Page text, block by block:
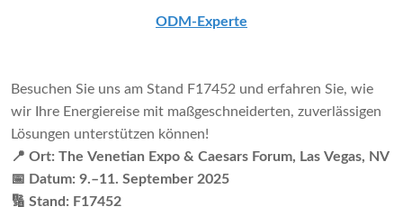
ODM-Experte
Besuchen Sie uns am Stand F17452 und erfahren Sie, wie
wir Ihre Energiereise mit maßgeschneiderten, zuverlässigen
Lösungen unterstützen können!
📍 Ort: The Venetian Expo & Caesars Forum, Las Vegas, NV
📅 Datum: 9.–11. September 2025
🔢 Stand: F17452